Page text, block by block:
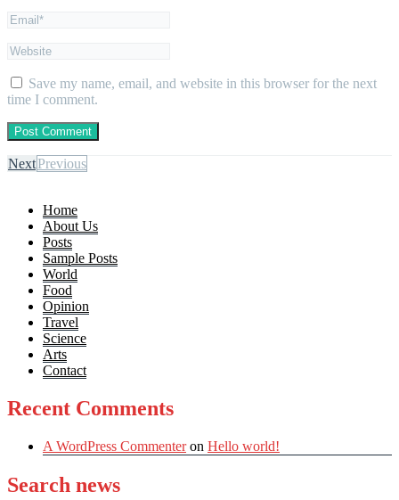
Save my name, email, and website in this browser for the next
time I comment.
NextPrevious
Home
About Us
Posts
Sample Posts
World
Food
Opinion
Travel
Science
Arts
Contact
Recent Comments
A WordPress Commenteron Hello world!
Search news